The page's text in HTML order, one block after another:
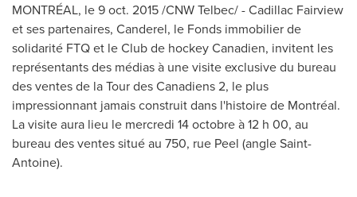
MONTRÉAL, le9 oct. 2015/CNW Telbec/ -Cadillac Fairview
et ses partenaires, Canderel, le Fonds immobilier de
solidarité FTQ et le Club de hockey Canadien, invitent les
représentants des médias à une visite exclusive du bureau
des ventes de la Tour des Canadiens 2, le plus
impressionnant jamais construit dans l'histoire de Montréal.
La visite aura lieu le mercredi 14 octobre à 12 h 00, au
bureau des ventes situé au 750, rue Peel (angleSaint-
Antoine).